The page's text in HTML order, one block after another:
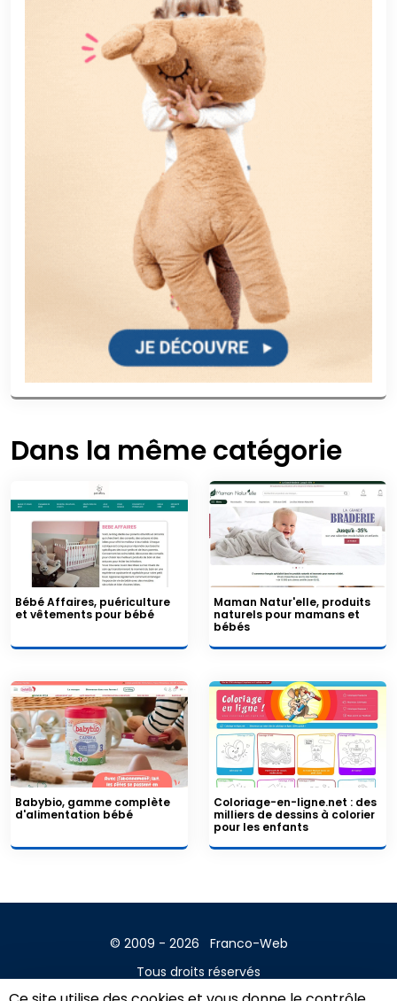
Dans la même catégorie
Bébé Affaires, puériculture
et vêtements pour bébé
Maman Natur'elle, produits
naturels pour mamans et
bébés
Babybio, gamme complète
d'alimentation bébé
Coloriage-en-ligne.net : des
milliers de dessins à colorier
pour les enfants
© 2009 - 2026
Franco-Web
Tous droits réservés